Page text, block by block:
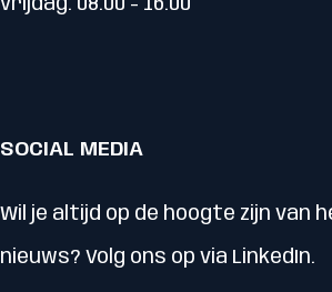
vrijdag: 08:00 - 16:00
SOCIAL MEDIA
Wil je altijd op de hoogte zijn van
nieuws? Volg ons op via LinkedIn.